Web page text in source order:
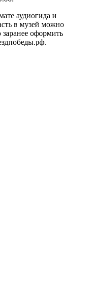
аудиогида и
в музей можно
оформить